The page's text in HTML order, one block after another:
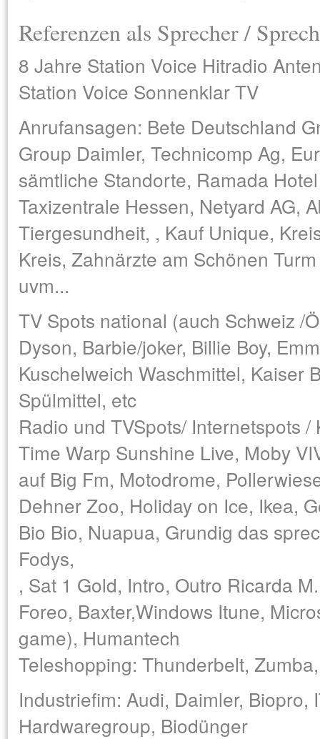
Referenzen als Sprecher /
8 Jahre Station Voice Hitradio
Station Voice Sonnenklar TV
Anrufansagen: Bete Deutschland
Group Daimler, Technicomp Ag,
sämtliche Standorte, Ramada
Taxizentrale Hessen, Netyard AG,
Tiergesundheit, , Kauf Unique,
Kreis, Zahnärzte am Schönen
uvm...
TV Spots national (auch Schweiz /
Dyson, Barbie/joker, Billie Boy,
Kuschelweich Waschmittel, Kaiser
Spülmittel, etc
Radio und TVSpots/ Internetspots /
Time Warp Sunshine Live, Moby
auf Big Fm, Motodrome,
Dehner Zoo, Holiday on Ice, Ikea,
Bio Bio, Nuapua, Grundig das
Fodys,
, Sat 1 Gold, Intro, Outro Ricarda
Foreo, Baxter,Windows Itune,
game), Humantech
Teleshopping: Thunderbelt,
Industriefim: Audi, Daimler, Biopro,
Hardwaregroup, Biodünger